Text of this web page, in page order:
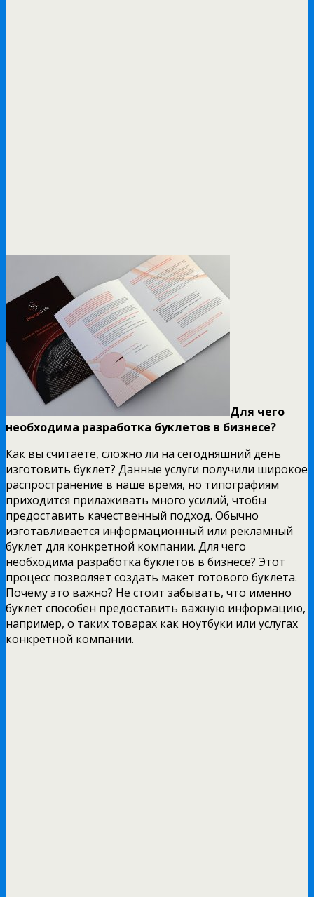
Для чего
необходима разработка буклетов в бизнесе?
Как вы считаете, сложно ли на сегодняшний день
изготовить буклет? Данные услуги получили широкое
распространение в наше время, но типографиям
приходится прилаживать много усилий, чтобы
предоставить качественный подход. Обычно
изготавливается информационный или рекламный
буклет для конкретной компании. Для чего
необходима разработка буклетов в бизнесе? Этот
процесс позволяет создать макет готового буклета.
Почему это важно? Не стоит забывать, что именно
буклет способен предоставить важную информацию,
например, о таких товарах как ноутбуки или услугах
конкретной компании.